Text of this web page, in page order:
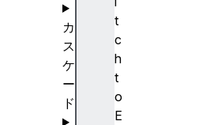
t
c
h
t
o
E
カ
ス
ケ
ー
ド